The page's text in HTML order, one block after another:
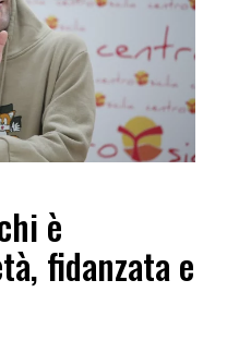
è
fidanzata e